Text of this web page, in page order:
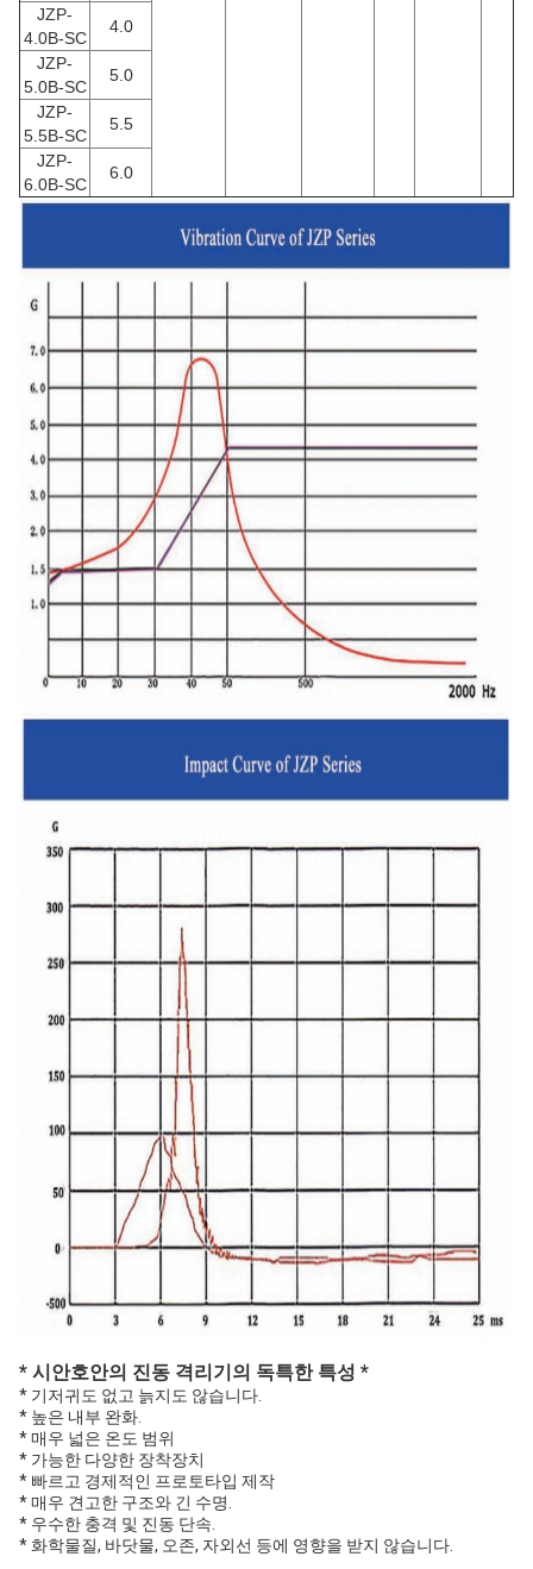
JZP-
4.0B-SC
4.0
JZP-
5.0B-SC
5.0
JZP-
5.5B-SC
5.5
JZP-
6.0B-SC
6.0
* 시안호안의 진동 격리기의 독특한 특성 *
* 기저귀도 없고 늙지도 않습니다.
* 높은 내부 완화.
* 매우 넓은 온도 범위
* 가능한 다양한 장착장치
* 빠르고 경제적인 프로토타입 제작
* 매우 견고한 구조와 긴 수명.
* 우수한 충격 및 진동 단속.
* 화학물질, 바닷물, 오존, 자외선 등에 영향을 받지 않습니다.